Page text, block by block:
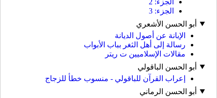
الجزء: 3
أبو الحسن الأشعري
الإبانة عن أصول الديانة
رسالة إلى أهل الثغر بباب الأبواب
مقالات الإسلاميين ت ريتر
أبو الحسن الباقولي
إعراب القرآن للباقولي - منسوب خطأ للزجاج
أبو الحسن الرماني